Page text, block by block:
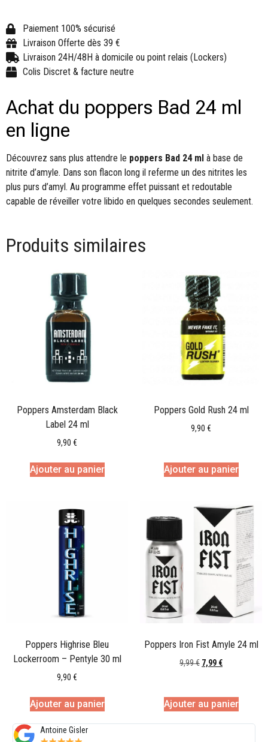
Paiement 100% sécurisé
Livraison Offerte dès 39 €
Livraison 24H/48H à domicile ou point relais (Lockers)
Colis Discret & facture neutre
Achat du poppers Bad 24 ml
en ligne
Découvrez sans plus attendre le poppers Bad 24 ml à base de
nitrite d’amyle. Dans son flacon long il referme un des nitrites les
plus purs d’amyl. Au programme effet puissant et redoutable
capable de réveiller votre libido en quelques secondes seulement.
Produits similaires
Poppers Amsterdam Black
Label 24 ml
9,90 €
Ajouter au panier
Poppers Gold Rush 24 ml
9,90 €
Ajouter au panier
Poppers Highrise Bleu
Lockerroom – Pentyle 30 ml
9,90 €
Ajouter au panier
Poppers Iron Fist Amyle 24 ml
9,99€ 7,99 €
Ajouter au panier
Antoine Gisler